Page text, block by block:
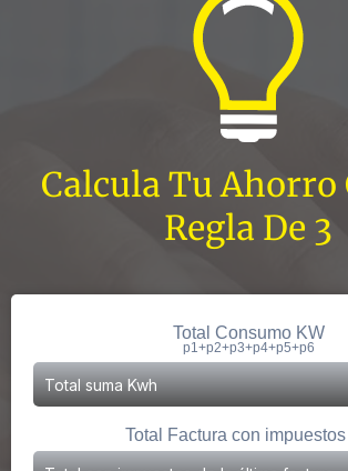
Calcula Tu Ahorro
Regla De 3
Total Consumo KW
p1+p2+p3+p4+p5+p6
Total Factura con